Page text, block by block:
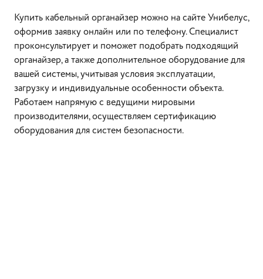
Купить кабельный органайзер можно на сайте Унибелус,
оформив заявку онлайн или по телефону. Специалист
проконсультирует и поможет подобрать подходящий
органайзер, а также дополнительное оборудование для
вашей системы, учитывая условия эксплуатации,
загрузку и индивидуальные особенности объекта.
Работаем напрямую с ведущими мировыми
производителями, осуществляем сертификацию
оборудования для систем безопасности.